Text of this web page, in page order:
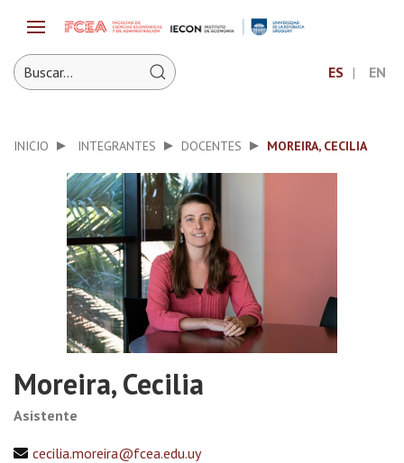
ES EN
INICIO INTEGRANTES DOCENTES MOREIRA, CECILIA
Moreira, Cecilia
Asistente
cecilia.moreira@fcea.edu.uy